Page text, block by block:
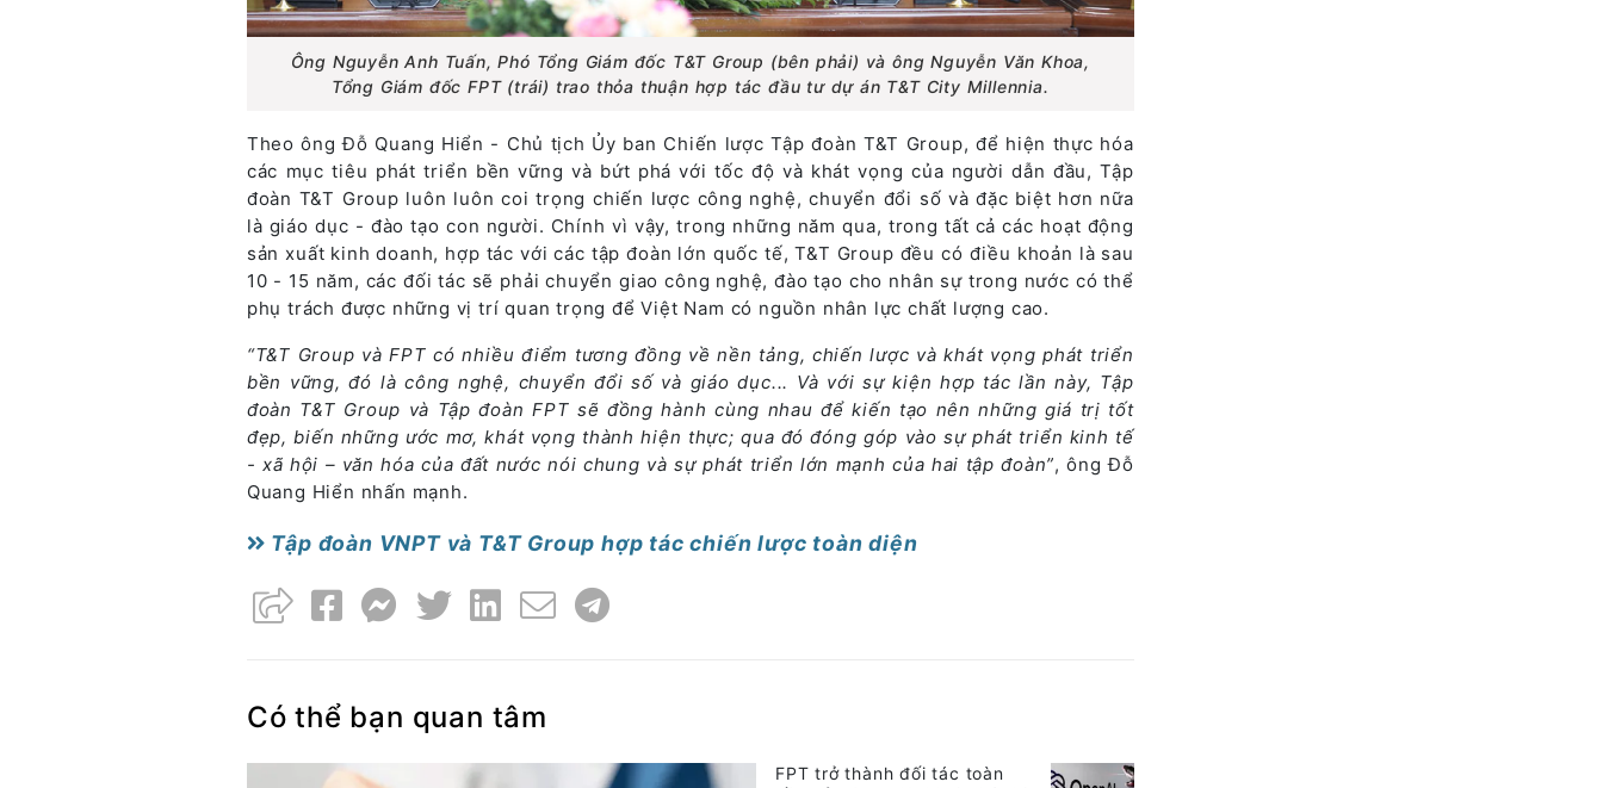
Ông Nguyễn Anh Tuấn, Phó Tổng Giám đốc T&T Group (bên phải) và ông Nguyễn Văn Khoa,
Tổng Giám đốc FPT (trái) trao thỏa thuận hợp tác đầu tư dự án T&T City Millennia.
Theo ông Đỗ Quang Hiển - Chủ tịch Ủy ban Chiến lược Tập đoàn T&T Group, để hiện thực hóa
các mục tiêu phát triển bền vững và bứt phá với tốc độ và khát vọng của người dẫn đầu, Tập
đoàn T&T Group luôn luôn coi trọng chiến lược công nghệ, chuyển đổi số và đặc biệt hơn nữa
là giáo dục - đào tạo con người. Chính vì vậy, trong những năm qua, trong tất cả các hoạt động
sản xuất kinh doanh, hợp tác với các tập đoàn lớn quốc tế, T&T Group đều có điều khoản là sau
10 - 15 năm, các đối tác sẽ phải chuyển giao công nghệ, đào tạo cho nhân sự trong nước có thể
phụ trách được những vị trí quan trọng để Việt Nam có nguồn nhân lực chất lượng cao.
“T&T Group và FPT có nhiều điểm tương đồng về nền tảng, chiến lược và khát vọng phát triển
bền vững, đó là công nghệ, chuyển đổi số và giáo dục... Và với sự kiện hợp tác lần này, Tập
đoàn T&T Group và Tập đoàn FPT sẽ đồng hành cùng nhau để kiến tạo nên những giá trị tốt
đẹp, biến những ước mơ, khát vọng thành hiện thực; qua đó đóng góp vào sự phát triển kinh tế
- xã hội – văn hóa của đất nước nói chung và sự phát triển lớn mạnh của hai tập đoàn”, ông Đỗ
Quang Hiển nhấn mạnh.
Tập đoàn VNPT và T&T Group hợp tác chiến lược toàn diện
Có thể bạn quan tâm
FPT trở thành đối tác toàn